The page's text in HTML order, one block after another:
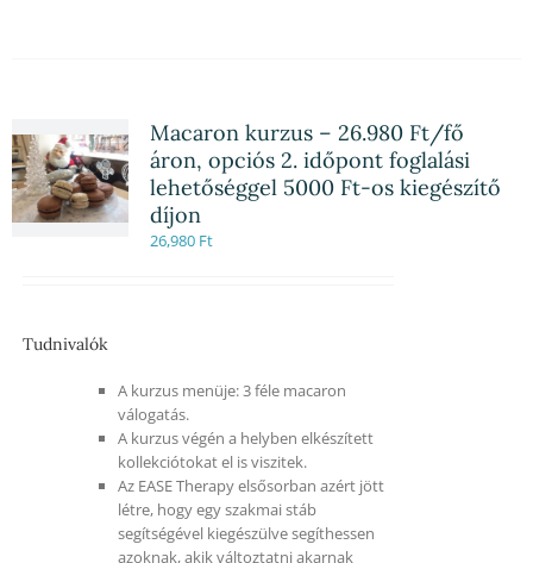
Macaron kurzus – 26.980 Ft/fő
áron, opciós 2. időpont foglalási
lehetőséggel 5000 Ft-os kiegészítő
díjon
26,980 Ft
Tudnivalók
A kurzus menüje: 3 féle macaron
válogatás.
A kurzus végén a helyben elkészített
kollekciótokat el is viszitek.
Az EASE Therapy elsősorban azért jött
létre, hogy egy szakmai stáb
segítségével kiegészülve segíthessen
azoknak, akik változtatni akarnak